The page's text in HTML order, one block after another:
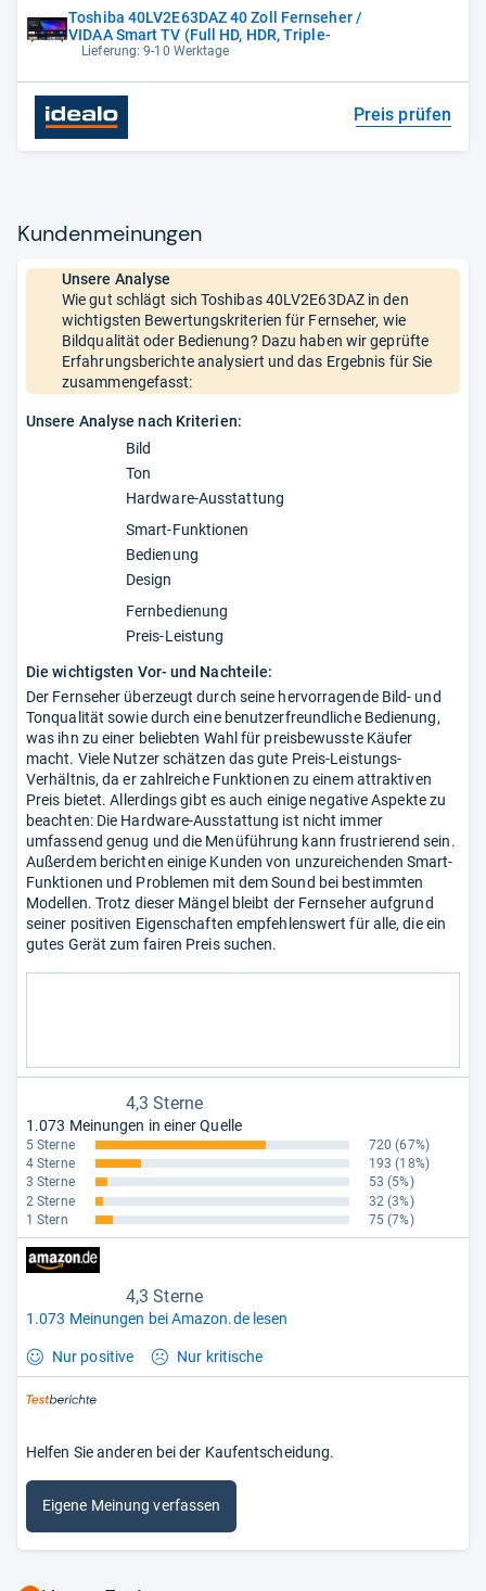
Toshiba 40LV2E63DAZ 40 Zoll Fernseher /
VIDAA Smart TV (Full HD, HDR, Triple-
Lieferung: 9-10 Werktage
Preis prüfen
Kun­den­mei­nun­gen
Unsere Analyse
Wie gut schlägt sich Toshibas 40LV2E63DAZ in den
wichtigsten Bewertungskriterien für Fernseher, wie
Bildqualität oder Bedienung? Dazu haben wir geprüfte
Erfahrungsberichte analysiert und das Ergebnis für Sie
zusammengefasst:
Unsere Analyse nach Kriterien:
Bild
Ton
Hardware-Ausstattung
Smart-Funktionen
Bedienung
Design
Fernbedienung
Preis-Leistung
Die wichtigsten Vor- und Nachteile:
Der Fernseher überzeugt durch seine hervorragende Bild- und
Tonqualität sowie durch eine benutzerfreundliche Bedienung,
was ihn zu einer beliebten Wahl für preisbewusste Käufer
macht. Viele Nutzer schätzen das gute Preis-Leistungs-
Verhältnis, da er zahlreiche Funktionen zu einem attraktiven
Preis bietet. Allerdings gibt es auch einige negative Aspekte zu
beachten: Die Hardware-Ausstattung ist nicht immer
umfassend genug und die Menüführung kann frustrierend sein.
Außerdem berichten einige Kunden von unzureichenden Smart-
Funktionen und Problemen mit dem Sound bei bestimmten
Modellen. Trotz dieser Mängel bleibt der Fernseher aufgrund
seiner positiven Eigenschaften empfehlenswert für alle, die ein
gutes Gerät zum fairen Preis suchen.
4,3 Sterne
1.073 Meinungen in einer Quelle
5 Sterne 720 (67%)
4 Sterne
193 (18%)
3 Sterne
53 (5%)
2 Sterne
32 (3%)
1 Stern
75 (7%)
4,3 Sterne
1.073 Meinungen bei Amazon.de lesen
Nur positive Nur kritische
Helfen Sie anderen bei der Kaufentscheidung.
Eigene Meinung verfassen